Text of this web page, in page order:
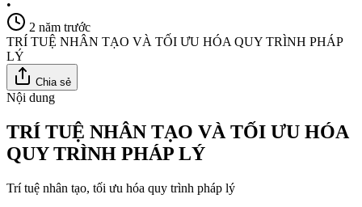
•
2 năm trước
TRÍ TUỆ NHÂN TẠO VÀ TỐI ƯU HÓA QUY TRÌNH PHÁP
LÝ
Chia sẻ
Nội dung
TRÍ TUỆ NHÂN TẠO VÀ TỐI ƯU HÓA
QUY TRÌNH PHÁP LÝ
Trí tuệ nhân tạo, tối ưu hóa quy trình pháp lý